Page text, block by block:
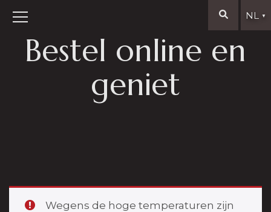
NL ▼
Bestel online en
geniet
Wegens de hoge temperaturen zijn